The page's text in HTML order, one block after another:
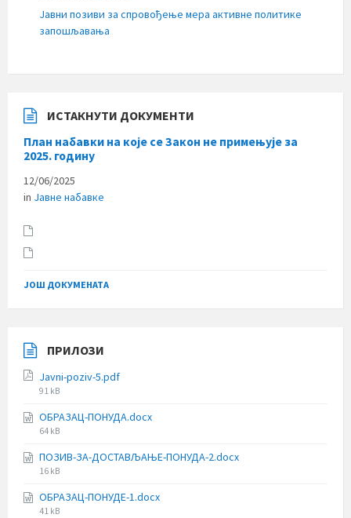
Јавни позиви за спровођење мера активне политике
запошљавања
ИСТАКНУТИ ДОКУМЕНТИ
План набавки на које се Закон не примењује за
2025. годину
12/06/2025
in Јавне набавке
ЈОШ ДОКУМЕНАТА
ПРИЛОЗИ
Javni-poziv-5.pdf
File
91 kB
ОБРАЗАЦ-ПОНУДА.docx
File
64 kB
ПОЗИВ-ЗА-ДОСТАВЉАЊЕ-ПОНУДА-2.docx
File
16 kB
ОБРАЗАЦ-ПОНУДЕ-1.docx
File
41 kB